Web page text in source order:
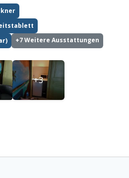
+7 Weitere Ausstattungen
+3